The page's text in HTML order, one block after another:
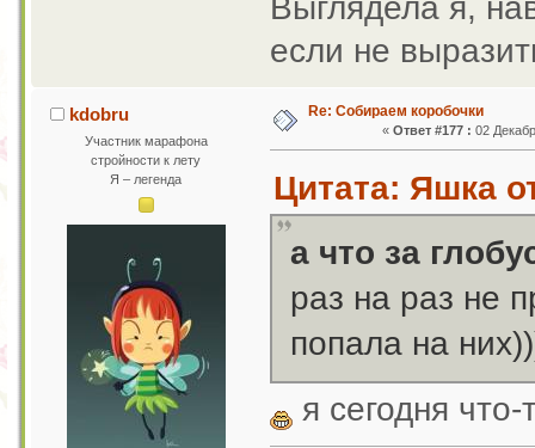
Выглядела я,
если не
kdobru
Участник марафона
стройности к лету
Я – легенда
Re: Собираем коробочки
« Ответ #177 : 02
Цитата: Яшка
а что за
раз на раз не
попала на
я сегодня